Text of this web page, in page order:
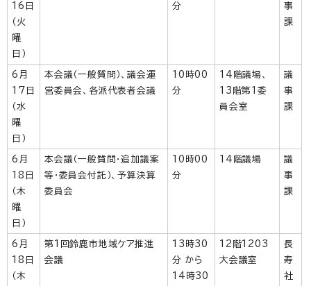
16日
（火
曜
日）
分
事
課
6月
17日
（水
曜
日）
本会議（一般質問）、議会運
営委員会、各派代表者会議
10時00
分
14階議場、
13階第1委
員会室
議
事
課
6月
18日
（木
曜
日）
本会議（一般質問・追加議案
等・委員会付託）、予算決算
委員会
10時00
分
14階議場
議
事
課
6月
18日
（木
第1回鈴鹿市地域ケア推進
会議
13時30
分 から
14時30
12階1203
大会議室
長
寿
社